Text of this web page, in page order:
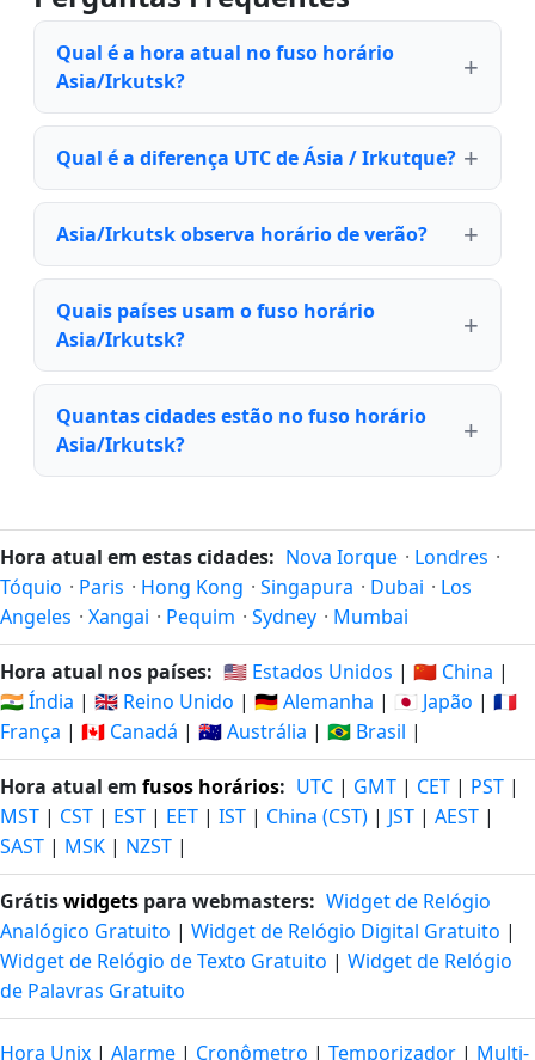
Qual é a hora atual no fuso horário
Asia/Irkutsk?
Qual é a diferença UTC de Ásia / Irkutque?
Asia/Irkutsk observa horário de verão?
Quais países usam o fuso horário
Asia/Irkutsk?
Quantas cidades estão no fuso horário
Asia/Irkutsk?
Hora atual em estas cidades: Nova Iorque · Londres ·
Tóquio · Paris · Hong Kong · Singapura · Dubai · Los
Angeles · Xangai · Pequim · Sydney · Mumbai
Hora atual nos países: 🇺🇸 Estados Unidos | 🇨🇳 China |
🇮🇳 Índia | 🇬🇧 Reino Unido | 🇩🇪 Alemanha | 🇯🇵 Japão | 🇫🇷
França | 🇨🇦 Canadá | 🇦🇺 Austrália | 🇧🇷 Brasil |
Hora atual em fusos horários: UTC | GMT | CET | PST |
MST | CST | EST | EET | IST | China (CST) | JST | AEST |
SAST | MSK | NZST |
Grátiswidgets para webmasters: Widget de Relógio
Analógico Gratuito | Widget de Relógio Digital Gratuito |
Widget de Relógio de Texto Gratuito | Widget de Relógio
de Palavras Gratuito
Hora Unix | Alarme | Cronômetro | Temporizador | Multi-